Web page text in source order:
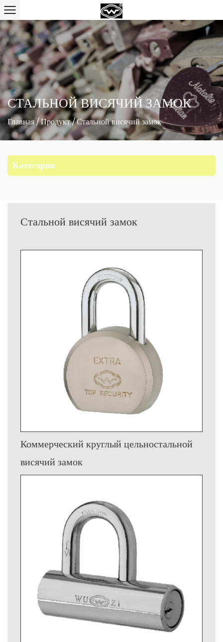
СТАЛЬНОЙ ВИСЯЧИЙ ЗАМОК
Главная/Продукт/Стальной висячий замок
Категории
Стальной висячий замок
Коммерческий круглый цельностальной
висячий замок